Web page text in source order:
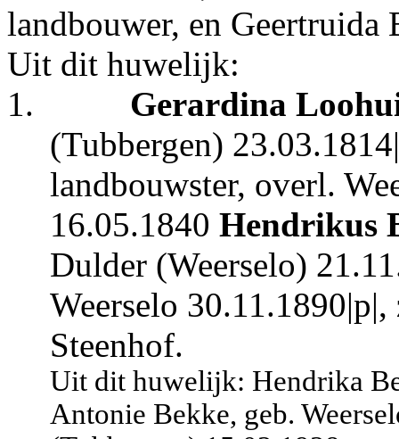
landbouwer, en Geertruida
Uit dit huwelijk:
1.
Gerardina
(Tubbergen)
landbouwster, overl.
16.05.1840 Hendrikus
Dulder (Weerselo)
Weerselo
Steenhof.
Uit dit huwelijk: Hendrika
Antonie Bekke, geb.